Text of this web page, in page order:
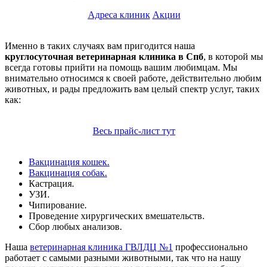
Адреса клиник Акции
Именно в таких случаях вам пригодится наша
круглосуточная ветеринарная клиника в Спб, в которой мы
всегда готовы прийти на помощь вашим любимцам. Мы
внимательно относимся к своей работе, действительно любим
животных, и рады предложить вам целый спектр услуг, таких
как:
Весь прайс-лист тут
Вакцинация кошек.
Вакцинация собак.
Кастрация.
УЗИ.
Чипирование.
Проведение хирургических вмешательств.
Сбор любых анализов.
Наша ветеринарная клиника ГВЛДЦ №1 профессионально
работает с самыми разными животными, так что на нашу